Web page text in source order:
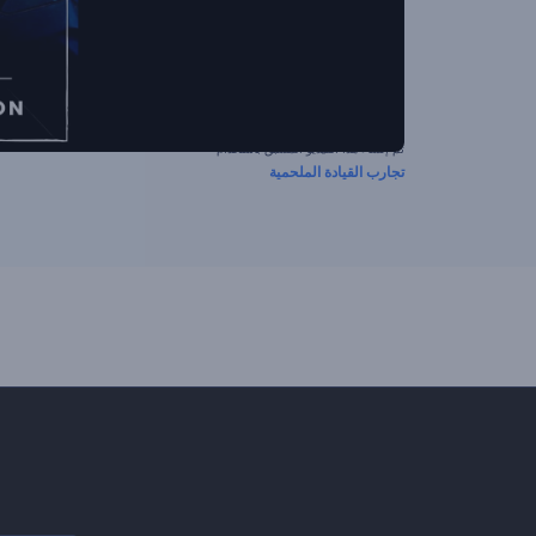
تم إنشاء هذا الفيديو المسبق باستخدام
تجارب القيادة الملحمية